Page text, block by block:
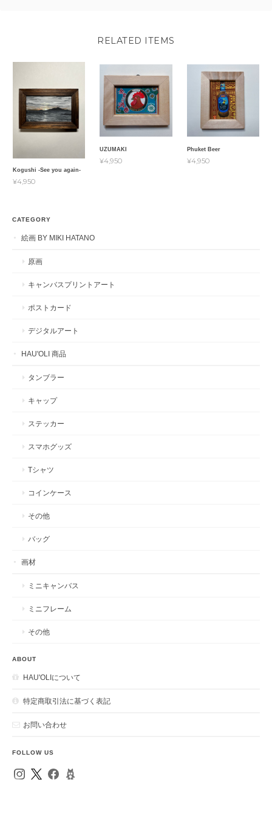
RELATED ITEMS
Kogushi -See you again-
¥4,950
UZUMAKI
¥4,950
Phuket Beer
¥4,950
CATEGORY
絵画 BY MIKI HATANO
原画
キャンバスプリントアート
ポストカード
デジタルアート
HAU'OLI 商品
タンブラー
キャップ
ステッカー
スマホグッズ
Tシャツ
コインケース
その他
バッグ
画材
ミニキャンバス
ミニフレーム
その他
ABOUT
HAU'OLIについて
特定商取引法に基づく表記
お問い合わせ
FOLLOW US